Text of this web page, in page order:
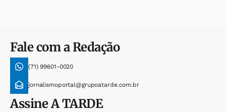
Fale com a Redação
(71) 99601-0020
jornalismoportal@grupoatarde.com.br
AssineA TARDE